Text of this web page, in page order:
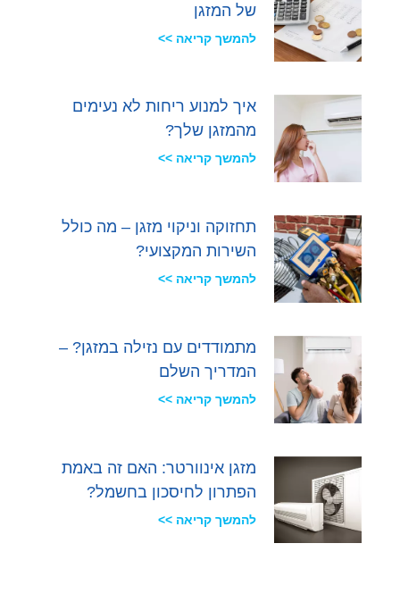
של המזגן
להמשך קריאה >>
איך למנוע ריחות לא נעימים
מהמזגן שלך?
להמשך קריאה >>
תחזוקה וניקוי מזגן – מה כולל
השירות המקצועי?
להמשך קריאה >>
מתמודדים עם נזילה במזגן? –
המדריך השלם
להמשך קריאה >>
מזגן אינוורטר: האם זה באמת
הפתרון לחיסכון בחשמל?
להמשך קריאה >>